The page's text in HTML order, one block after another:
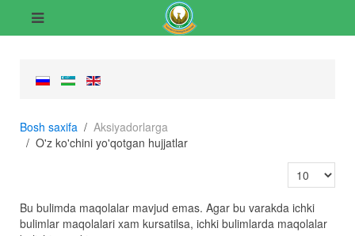
Bosh saxifa
Aksiyadorlarga
O'z ko'chini yo'qotgan hujjatlar
Satrlar soni:
Bu bulimda maqolalar mavjud emas. Agar bu varakda ichki
bulimlar maqolalari xam kursatilsa, ichki bulimlarda maqolalar